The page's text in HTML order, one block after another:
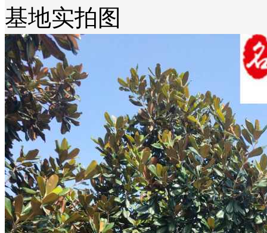
基地实拍图